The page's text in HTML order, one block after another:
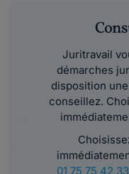
Juritravail
démarches
disposition
conseillez.
01 75 75 42 33